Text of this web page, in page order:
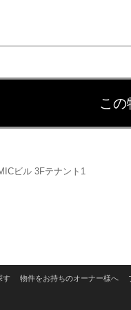
こ
ビル 3Fテナント1
す 物件をお持ちのオーナー様へ